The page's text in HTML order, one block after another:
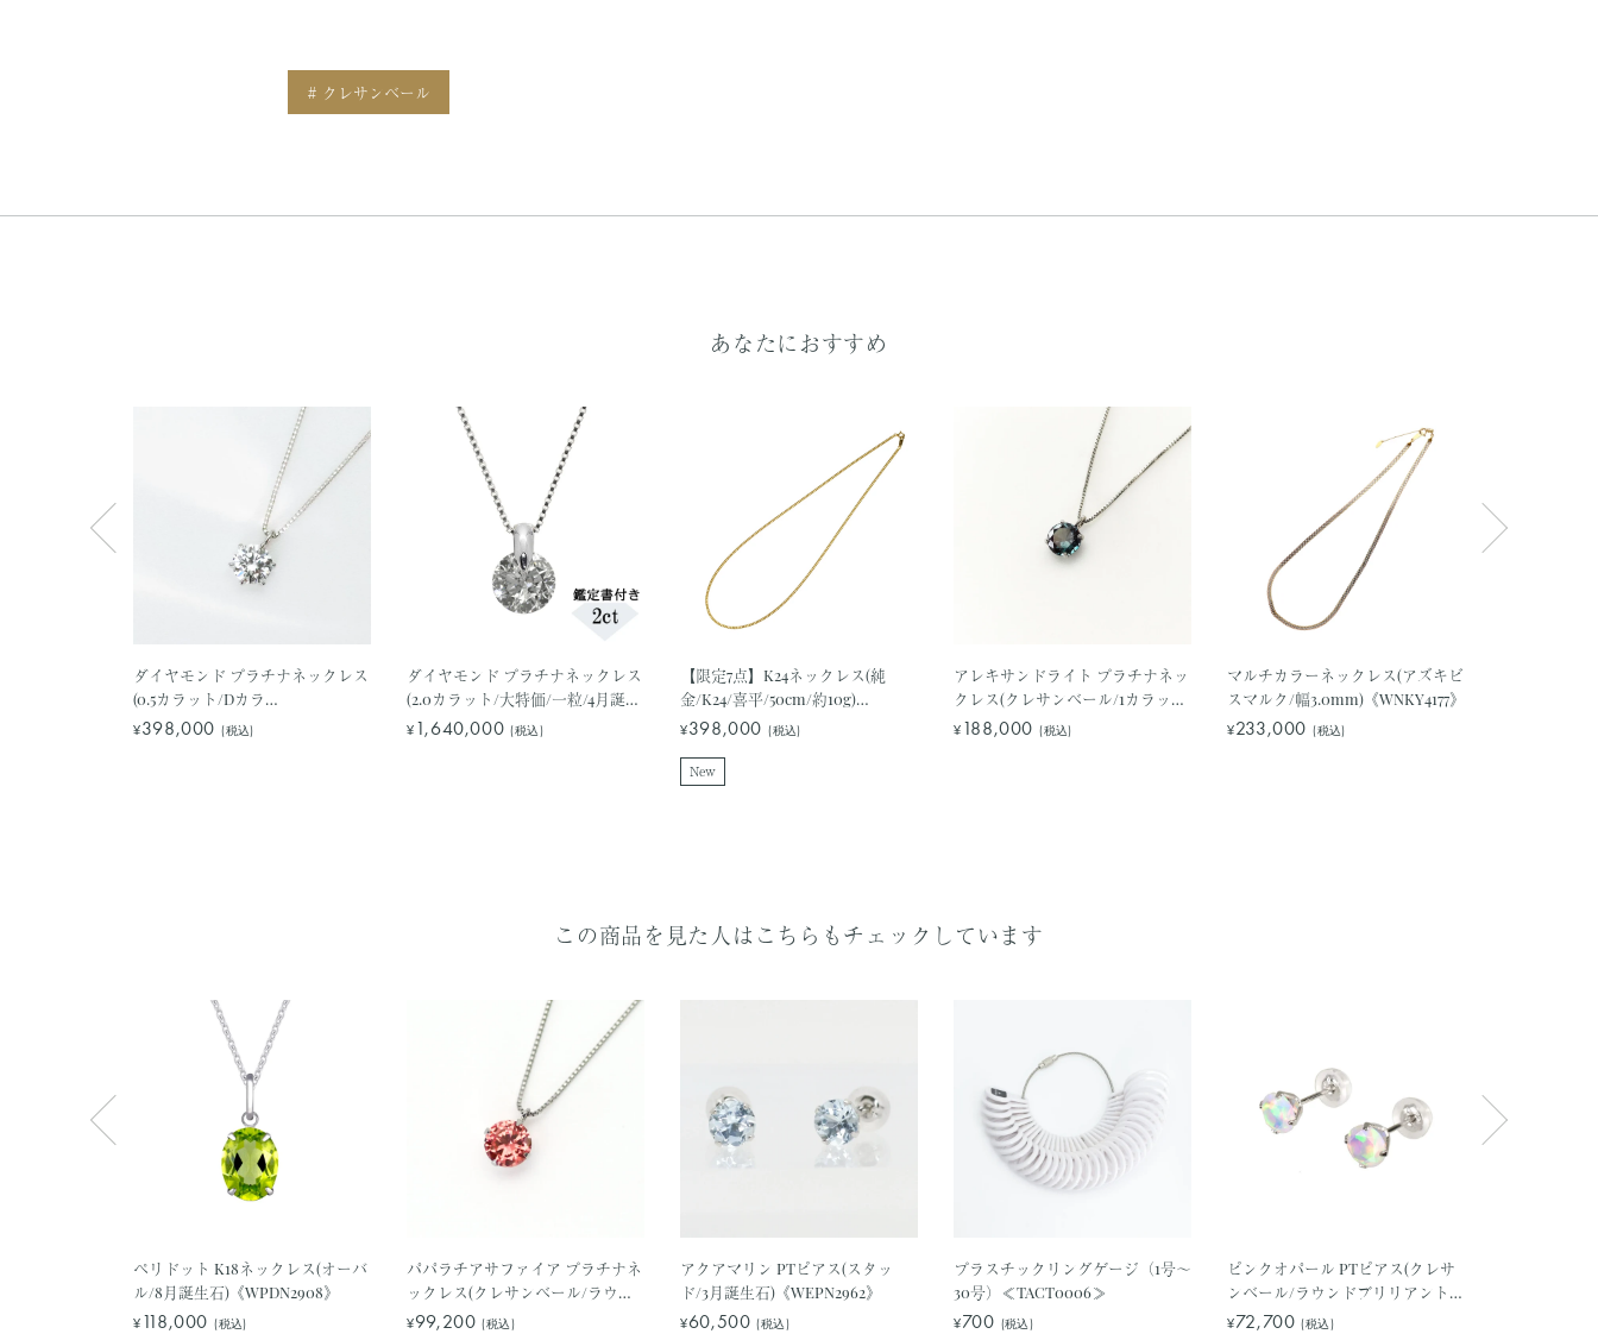
# クレサンベール
ダイヤモンド プラチナネックレス
(0.5カラット/Dカラ
ー/SI2UP/3EX(H&C)/一粒/4月誕生
¥398,000 (税込)
ダイヤモンド プラチナネックレス
(2.0カラット/大特価/一粒/4月誕生
石/グレーディングレポート付き)
¥ 1,640,000 (税込)
【限定7点】K24ネックレス(純
金/K24/喜平/50cm/約10g)
《ONKY1152》
¥398,000 (税込)
New
アレキサンドライト プラチナネッ
クレス(クレサンベール/1カラット
UP/ラウンドブリリアント/6月誕
¥ 188,000 (税込)
マルチカラーネックレス(アズキビ
スマルク/幅3.0mm)《WNKY4177》
¥233,000 (税込)
ペリドット K18ネックレス(オーバ
ル/8月誕生石)《WPDN2908》
¥ 118,000 (税込)
パパラチアサファイア プラチナネ
ックレス(クレサンベール/ラウン
ドブリリアント/9月誕生石)
¥99,200 (税込)
アクアマリン PTピアス(スタッ
ド/3月誕生石)《WEPN2962》
¥60,500 (税込)
プラスチックリングゲージ（1号～
30号）≪TACT0006≫
¥700 (税込)
ピンクオパール PTピアス(クレサ
ンベール/ラウンドブリリアント/
スタッド/10月誕生石)
¥72,700 (税込)